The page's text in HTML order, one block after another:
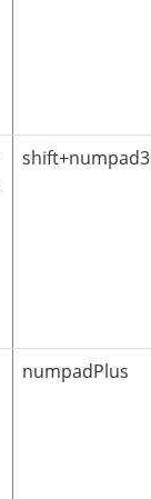
shift+numpad3
numpadPlus